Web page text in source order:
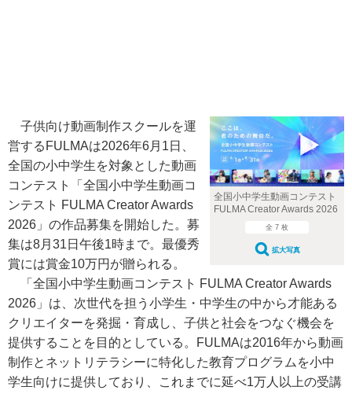
全国小中学生動画コンテスト
FULMA Creator Awards 2026
全 7 枚
拡大写真
子供向け動画制作スクールを運
営するFULMAは2026年6月1日、
全国の小中学生を対象とした動画
コンテスト「全国小中学生動画コ
ンテスト FULMA Creator Awards
2026」の作品募集を開始した。募
集は8月31日午後1時まで。最優秀
賞には賞金10万円が贈られる。
「全国小中学生動画コンテスト FULMA Creator Awards
2026」は、次世代を担う小学生・中学生の中から才能ある
クリエイターを発掘・育成し、子供と社会をつなぐ機会を
提供することを目的としている。FULMAは2016年から動画
制作とネットリテラシーに特化した教育プログラムを小中
学生向けに提供しており、これまでに延べ1万人以上の受講